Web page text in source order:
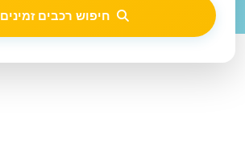
חיפוש רכבים זמינים